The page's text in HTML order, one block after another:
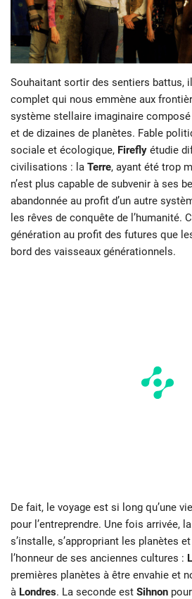
Souhaitant sortir des sentiers battus,
complet qui nous emmène aux
système stellaire imaginaire
et de dizaines de planètes. Fable
sociale et écologique, Firefly étudie
civilisations : la Terre, ayant été trop
n’est plus capable de subvenir à ses
abandonnée au profit d’un autre
les rêves de conquête de l’humanité.
génération au profit des futures que
bord des vaisseaux générationnels.
De fait, le voyage est si long qu’une
pour l’entreprendre. Une fois arrivée,
s’installe, s’appropriant les planètes
l’honneur de ses anciennes cultures :
premières planètes à être envahie et
à Londres. La seconde est Sihnon